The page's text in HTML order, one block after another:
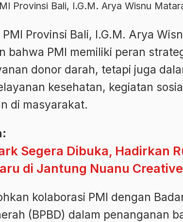
Provinsi Bali, I.G.M. Arya Wisnu
Provinsi Bali, I.G.M. Arya
bahwa PMI memiliki peran
donor darah, tetapi juga
kesehatan, kegiatan
di masyarakat.
Segera Dibuka, Hadirkan
di Jantung Nuanu
kolaborasi PMI dengan
(BPBD) dalam penanganan